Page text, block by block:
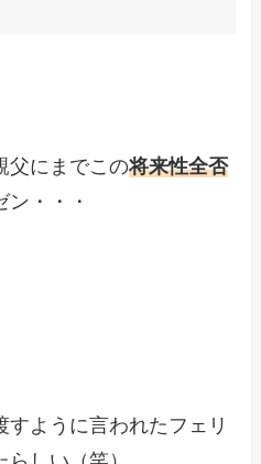
父にまでこの将来性全否
・・・
すように言われたフェリ